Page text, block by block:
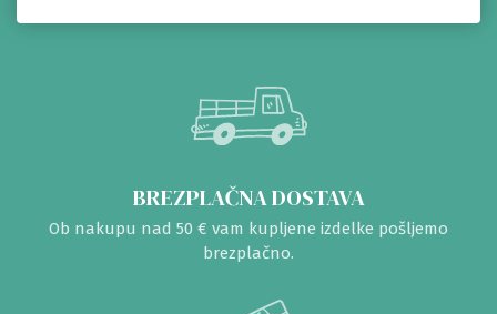
BREZPLAČNA DOSTAVA
Ob nakupu nad 50 € vam kupljene izdelke pošljemo
brezplačno.